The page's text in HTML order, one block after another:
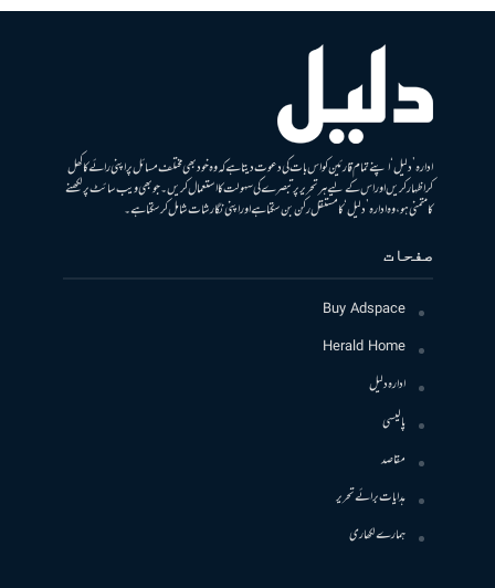
ادارہ ’دلیل‘ اپنے تمام قارئین کو اس بات کی دعوت دیتا ہے کہ وہ خود بھی مختلف مسائل پر اپنی رائے کا کھل
کر اظہار کریں اور اس کے لیے ہر تحریر پر تبصرے کی سہولت کا استعمال کریں۔ جو بھی ویب سائٹ پر لکھنے
کا متمنی ہو، وہ ادارہ ’دلیل‘ کا مستقل رکن بن سکتا ہے اور اپنی نگارشات شامل کرسکتا ہے۔
صفحات
Buy Adspace
Herald Home
ادارہ دلیل
پالیسی
مقاصد
ہدایات برائے تحریر
ہمارے لکھاری